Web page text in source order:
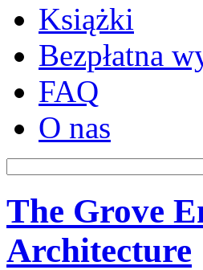
Książki
Bezpłatna
FAQ
O nas
The Grove
Architecture